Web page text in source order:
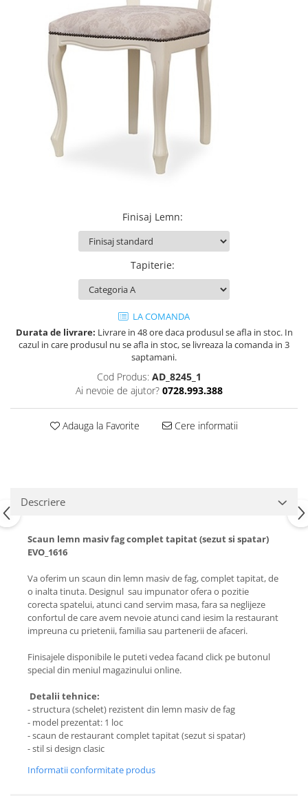
Jardiniere si vase luminoase
Candelabre
Iluminat decorativ
Finisaj Lemn:
Tapiterie:
LA COMANDA
Durata de livrare: Livrare in 48 ore daca produsul se afla in stoc. In
cazul in care produsul nu se afla in stoc, se livreaza la comanda in 3
saptamani.
Cod Produs: AD_8245_1
Ai nevoie de ajutor? 0728.993.388
Adauga la Favorite Cere informatii
Descriere
Scaun lemn masiv fag complet tapitat (sezut si spatar)
EVO_1616
Va oferim un scaun din lemn masiv de fag, complet tapitat, de
o inalta tinuta. Designul sau impunator ofera o pozitie
corecta spatelui, atunci cand servim masa, fara sa neglijeze
confortul de care avem nevoie atunci cand iesim la restaurant
impreuna cu prietenii, familia sau partenerii de afaceri.
Finisajele disponibile le puteti vedea facand click pe butonul
special din meniul magazinului online.
Detalii tehnice:
- structura (schelet) rezistent din lemn masiv de fag
- model prezentat: 1 loc
- scaun de restaurant complet tapitat (sezut si spatar)
- stil si design clasic
Informatii conformitate produs